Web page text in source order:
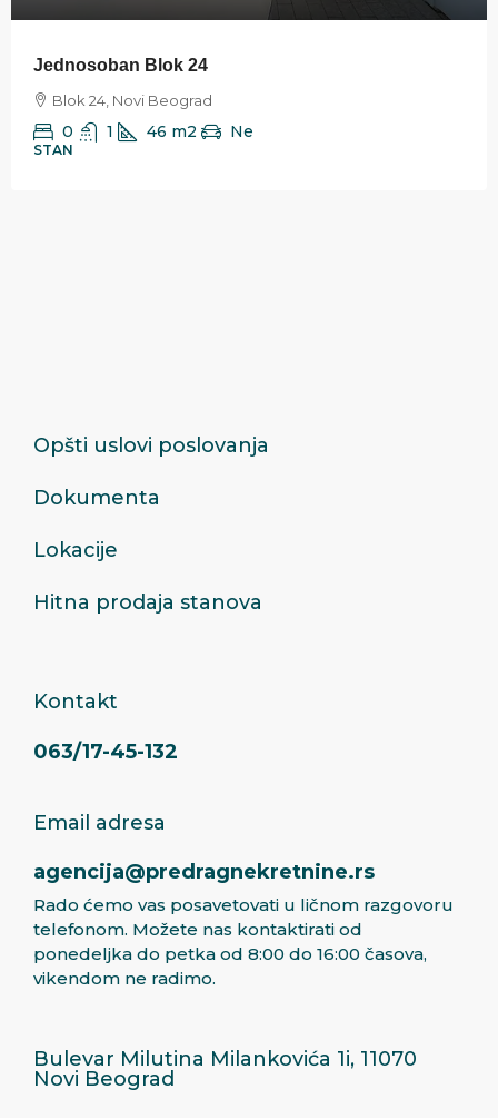
Jednosoban Blok 24
Blok 24, Novi Beograd
0 1 46 m2 Ne
STAN
Opšti uslovi poslovanja
Dokumenta
Lokacije
Hitna prodaja stanova
Kontakt
063/17-45-132
Email adresa
agencija@predragnekretnine.rs
Rado ćemo vas posavetovati u ličnom razgovoru
telefonom. Možete nas kontaktirati od
ponedeljka do petka od 8:00 do 16:00 časova,
vikendom ne radimo.
Bulevar Milutina Milankovića 1i, 11070
Novi Beograd